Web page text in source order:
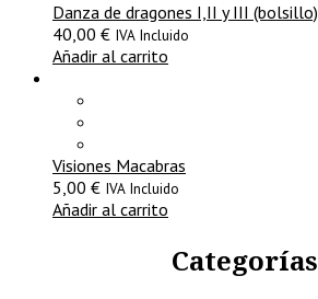
Danza de dragones I,II y III (bolsillo)
40,00 € IVA Incluido
Añadir al carrito
Visiones Macabras
5,00 € IVA Incluido
Añadir al carrito
Categorías